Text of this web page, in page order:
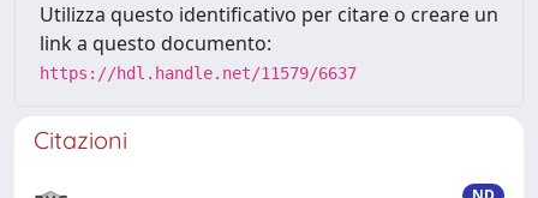
Utilizza questo identificativo per citare o creare un
link a questo documento:
https://hdl.handle.net/11579/6637
Citazioni